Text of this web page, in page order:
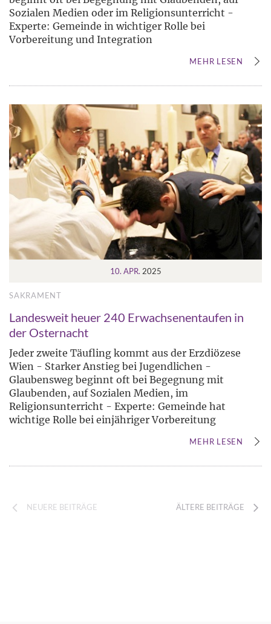
Sozialen Medien oder im Religionsunterricht -
Experte: Gemeinde in wichtiger Rolle bei
Vorbereitung und Integration
MEHR LESEN
10. APR. 2025
SAKRAMENT
Landesweit heuer 240 Erwachsenentaufen in
der Osternacht
Jeder zweite Täufling kommt aus der Erzdiözese
Wien - Starker Anstieg bei Jugendlichen -
Glaubensweg beginnt oft bei Begegnung mit
Glaubenden, auf Sozialen Medien, im
Religionsunterricht - Experte: Gemeinde hat
wichtige Rolle bei einjähriger Vorbereitung
MEHR LESEN
NEUERE BEITRÄGE ÄLTERE BEITRÄGE